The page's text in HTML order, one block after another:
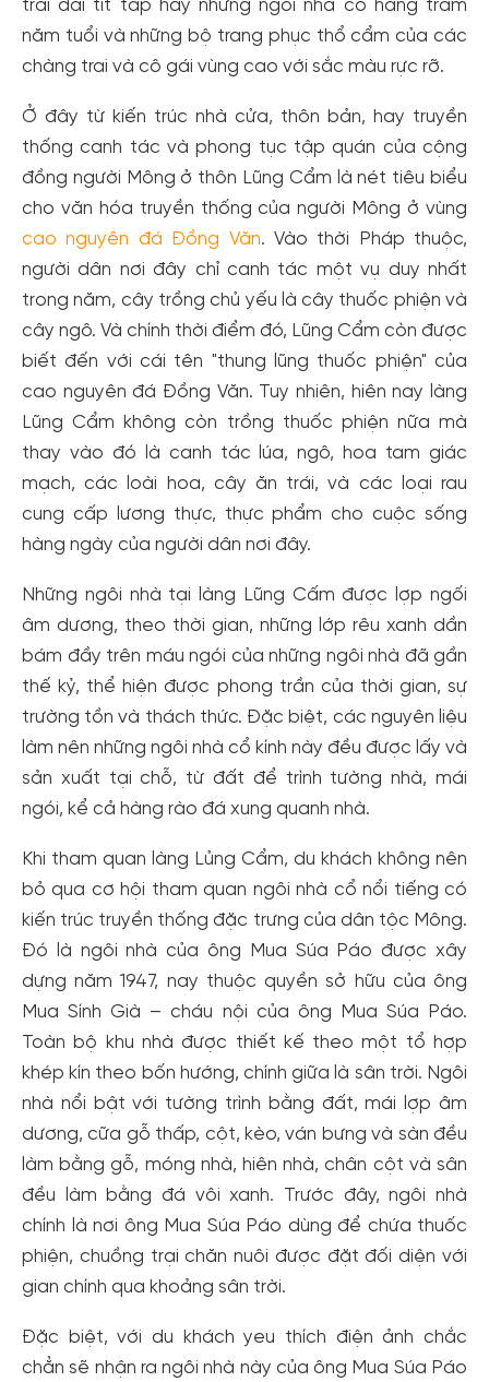
trải dài tít tấp hay những ngôi nhà cổ hàng trăm
năm tuổi và những bộ trang phục thổ cẩm của các
chàng trai và cô gái vùng cao với sắc màu rực rỡ.
Ở đây từ kiến trúc nhà cửa, thôn bản, hay truyền
thống canh tác và phong tục tập quán của cộng
đồng người Mông ở thôn Lũng Cẩm là nét tiêu biểu
cho văn hóa truyền thống của người Mông ở vùng
cao nguyên đá Đồng Văn. Vào thời Pháp thuộc,
người dân nơi đây chỉ canh tác một vụ duy nhất
trong năm, cây trồng chủ yếu là cây thuốc phiện và
cây ngô. Và chính thời điểm đó, Lũng Cẩm còn được
biết đến với cái tên "thung lũng thuốc phiện" của
cao nguyên đá Đồng Văn. Tuy nhiên, hiên nay làng
Lũng Cẩm không còn trồng thuốc phiện nữa mà
thay vào đó là canh tác lúa, ngô, hoa tam giác
mạch, các loài hoa, cây ăn trái, và các loại rau
cung cấp lương thực, thực phẩm cho cuộc sống
hàng ngày của người dân nơi đây.
Những ngôi nhà tại làng Lũng Cấm được lợp ngối
âm dương, theo thời gian, những lớp rêu xanh dần
bám đầy trên máu ngói của những ngôi nhà đã gần
thế kỷ, thể hiện được phong trần của thời gian, sự
trường tồn và thách thức. Đặc biệt, các nguyên liệu
làm nên những ngôi nhà cổ kính này đều được lấy và
sản xuất tại chỗ, từ đất để trình tường nhà, mái
ngói, kể cả hàng rào đá xung quanh nhà.
Khi tham quan làng Lủng Cẩm, du khách không nên
bỏ qua cơ hội tham quan ngôi nhà cổ nổi tiếng có
kiến trúc truyền thống đặc trưng của dân tộc Mông.
Đó là ngôi nhà của ông Mua Súa Páo được xây
dựng năm 1947, nay thuộc quyền sở hữu của ông
Mua Sính Già – cháu nội của ông Mua Súa Páo.
Toàn bộ khu nhà được thiết kế theo một tổ hợp
khép kín theo bốn hướng, chính giữa là sân trời. Ngôi
nhà nổi bật với tường trình bằng đất, mái lợp âm
dương, cữa gỗ thấp, cột, kèo, ván bưng và sàn đều
làm bằng gỗ, móng nhà, hiên nhà, chân cột và sân
đều làm bằng đá vôi xanh. Trước đây, ngôi nhà
chính là nơi ông Mua Súa Páo dùng để chứa thuốc
phiện, chuồng trại chăn nuôi được đặt đối diện với
gian chính qua khoảng sân trời.
Đặc biệt, với du khách yeu thích điện ảnh chắc
chẳn sẽ nhận ra ngôi nhà này của ông Mua Súa Páo